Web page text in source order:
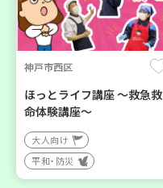
神戸市西区
ほっとライフ講座 ～救急救
命体験講座～
大人向け
平和・防災